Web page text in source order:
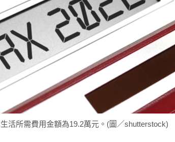
活所需費用金額為19.2萬元。(圖／shutterstock)